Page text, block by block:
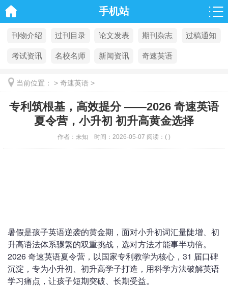
手机站
刊物介绍 过刊目录 论文发表 期刊杂志 过稿通知
考试资讯 名校名师 新闻资讯 奇速英语
当前位置： > 奇速英语 >
专利筑根基，高效提分 ——2026 奇速英语
夏令营，小升初 初升高黄金选择
作者： 未知 时间： 2026-05-07 阅读： ( )
暑假是孩子英语逆袭的黄金期，面对小升初词汇量陡增、初
升高语法体系骤繁的双重挑战，选对方法才能事半功倍。
2026 奇速英语夏令营，以国家专利教学为核心，31 届口碑
沉淀，专为小升初、初升高学子打造，用科学方法破解英语
学习痛点，让孩子短期突破、长期受益。